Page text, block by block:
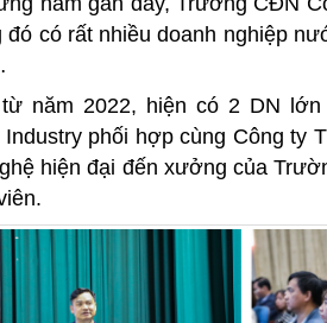
đó có rất nhiều doanh nghiệp
năm 2022, hiện có 2 DN lớn
Industry phối hợp cùng Công ty
hiện đại đến xưởng của